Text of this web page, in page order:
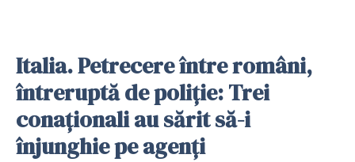
Italia. Petrecere între români,
întreruptă de poliție: Trei
conaționali au sărit să-i
înjunghie pe agenți